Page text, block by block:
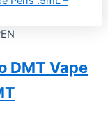
DMT Vape